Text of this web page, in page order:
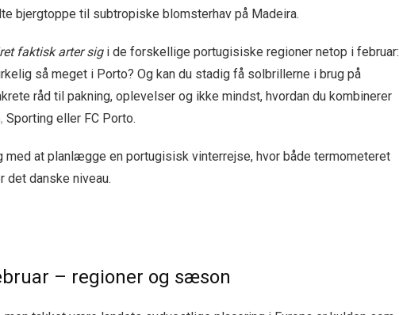
bjergtoppe til subtropiske blomsterhav på Madeira.
faktisk arter sigi de forskellige portugisiske regioner netop i februar:
så meget i Porto? Og kan du stadig få solbrillerne i brug på
råd til pakning, oplevelser og ikke mindst, hvordan du kombinerer
Sporting eller FC Porto.
at planlægge en portugisisk vinterrejse, hvor både termometeret
det danske niveau.
– regioner og sæson